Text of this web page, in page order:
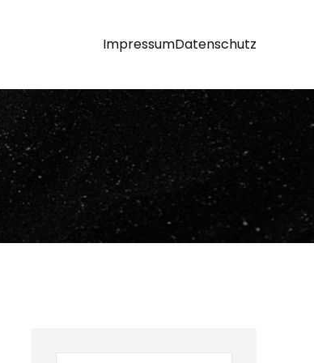
ImpressumDatenschutz